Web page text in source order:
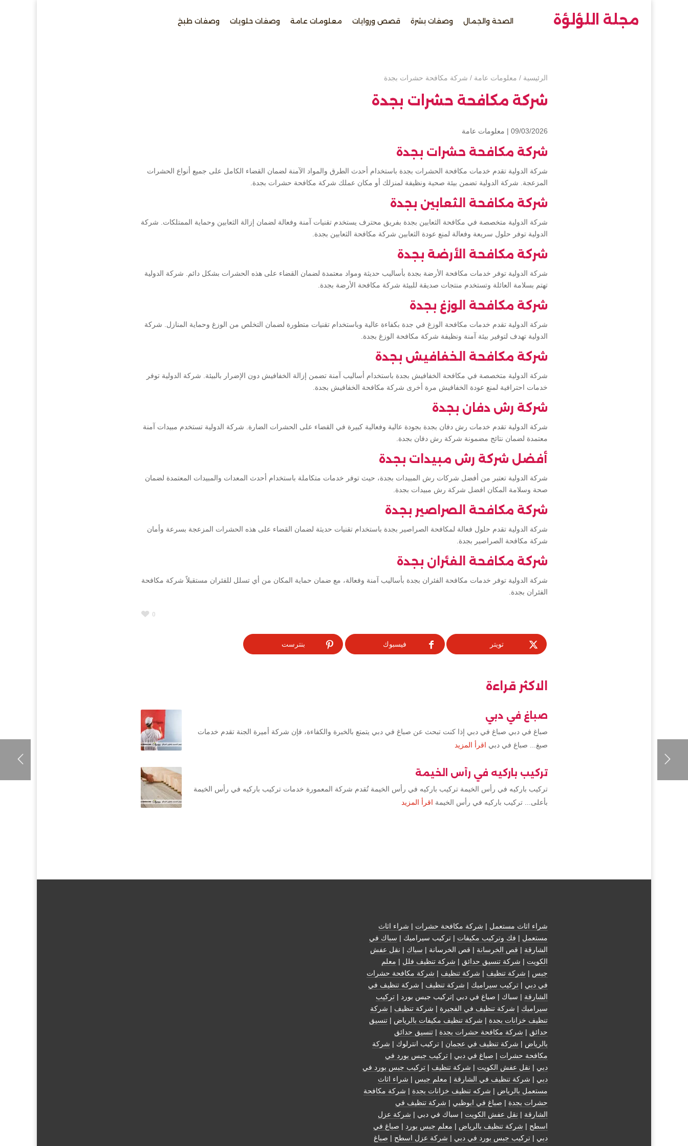
مجلة اللؤلؤة الصحة والجمال وصفات بشرة قصص وروايات معلومات عامة وصفات حلويات وصفات طبخ
الرئيسية / معلومات عامة / شركة مكافحة حشرات بجدة
شركة مكافحة حشرات بجدة
09/03/2026 | معلومات عامة
شركة مكافحة حشرات بجدة
شركة الدولية تقدم خدمات مكافحة الحشرات بجدة باستخدام أحدث الطرق والمواد الآمنة لضمان القضاء الكامل على جميع أنواع الحشرات
المزعجة. شركة الدولية تضمن بيئة صحية ونظيفة لمنزلك أو مكان عملك شركة مكافحة حشرات بجدة.
شركة مكافحة الثعابين بجدة
شركة الدولية متخصصة في مكافحة الثعابين بجدة بفريق محترف يستخدم تقنيات آمنة وفعالة لضمان إزالة الثعابين وحماية الممتلكات. شركة
الدولية توفر حلول سريعة وفعالة لمنع عودة الثعابين شركة مكافحة الثعابين بجدة.
شركة مكافحة الأرضة بجدة
شركة الدولية توفر خدمات مكافحة الأرضة بجدة بأساليب حديثة ومواد معتمدة لضمان القضاء على هذه الحشرات بشكل دائم. شركة الدولية
تهتم بسلامة العائلة وتستخدم منتجات صديقة للبيئة شركة مكافحة الأرضة بجدة.
شركة مكافحة الوزغ بجدة
شركة الدولية تقدم خدمات مكافحة الوزغ في جدة بكفاءة عالية وباستخدام تقنيات متطورة لضمان التخلص من الوزغ وحماية المنازل. شركة
الدولية تهدف لتوفير بيئة آمنة ونظيفة شركة مكافحة الوزغ بجدة.
شركة مكافحة الخفافيش بجدة
شركة الدولية متخصصة في مكافحة الخفافيش بجدة باستخدام أساليب آمنة تضمن إزالة الخفافيش دون الإضرار بالبيئة. شركة الدولية توفر
خدمات احترافية لمنع عودة الخفافيش مرة أخرى شركة مكافحة الخفافيش بجدة.
شركة رش دفان بجدة
شركة الدولية تقدم خدمات رش دفان بجدة بجودة عالية وفعالية كبيرة في القضاء على الحشرات الضارة. شركة الدولية تستخدم مبيدات آمنة
معتمدة لضمان نتائج مضمونة شركة رش دفان بجدة.
أفضل شركة رش مبيدات بجدة
شركة الدولية تعتبر من أفضل شركات رش المبيدات بجدة، حيث توفر خدمات متكاملة باستخدام أحدث المعدات والمبيدات المعتمدة لضمان
صحة وسلامة المكان افضل شركة رش مبيدات بجدة.
شركة مكافحة الصراصير بجدة
شركة الدولية تقدم حلول فعالة لمكافحة الصراصير بجدة باستخدام تقنيات حديثة لضمان القضاء على هذه الحشرات المزعجة بسرعة وأمان
شركة مكافحة الصراصير بجدة.
شركة مكافحة الفئران بجدة
شركة الدولية توفر خدمات مكافحة الفئران بجدة بأساليب آمنة وفعالة، مع ضمان حماية المكان من أي تسلل للفئران مستقبلاً شركة مكافحة
الفئران بجدة.
0
تويتر فيسبوك بنترست
الاكثر قراءة
صباغ في دبي
صباغ في دبي صباغ في دبي إذا كنت تبحث عن صباغ في دبي يتمتع بالخبرة والكفاءة، فإن شركة أميرة الجنة تقدم خدمات
صبغ... صباغ في دبي اقرأ المزيد
تركيب باركيه في رأس الخيمة
تركيب باركيه في رأس الخيمة تركيب باركيه في رأس الخيمة تُقدم شركة المعمورة خدمات تركيب باركيه في رأس الخيمة
بأعلى... تركيب باركيه في رأس الخيمة اقرأ المزيد
شراء اثاث مستعمل | شركة مكافحة حشرات | شراء اثاث
مستعمل | فك وتركيب مكيفات | تركيب سيراميك | سباك في
الشارقة | قص الخرسانة | قص الخرسانة | سباك | نقل عفش
الكويت | شركة تنسيق حدائق | شركة تنظيف فلل | معلم
جبس | شركة تنظيف | شركة تنظيف | شركة مكافحة حشرات
في دبي |تركيب سيراميك | شركة تنظيف | شركة تنظيف في
الشارقة | سباك | صباغ في دبي |تركيب جبس بورد |تركيب
سيراميك | شركة تنظيف في الفجيرة | شركة تنظيف | شركة
تنظيف خزانات بجدة | شركة تنظيف مكيفات بالرياض |تنسيق
حدائق | شركة مكافحة حشرات بجدة |تنسيق حدائق
بالرياض | شركة تنظيف في عجمان | تركيب انترلوك | شركة
مكافحة حشرات | صباغ في دبي |تركيب جبس بورد في
دبي | نقل عفش الكويت | شركة تنظيف |تركيب جبس بورد في
دبي | شركة تنظيف في الشارقة | معلم جبس | شراء اثاث
مستعمل بالرياض | شركه تنظيف خزانات بجدة | شركة مكافحة
حشرات بجدة | صباغ في ابوظبي | شركة تنظيف في
الشارقة | نقل عفش الكويت | سباك في دبي | شركة عزل
اسطح | شركة تنظيف بالرياض | معلم جبس بورد | صباغ في
دبي |تركيب جبس بورد في دبي | شركة عزل اسطح | صباغ